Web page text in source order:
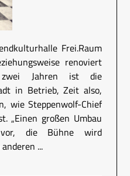
Frei.Raum
renoviert
zwei Jahren ist die
in Betrieb, Zeit also,
wie Steppenwolf-Chief
„Einen großen Umbau
die Bühne wird
...